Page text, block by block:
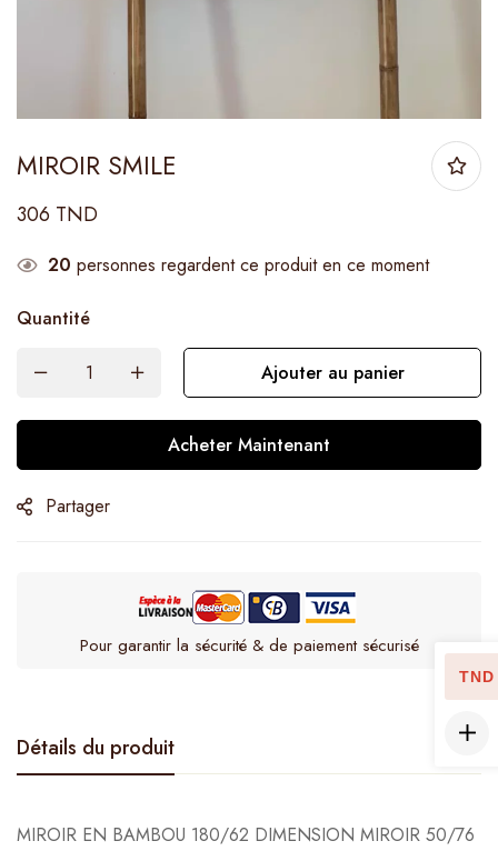
MIROIR SMILE
306 TND
20 personnes regardent ce produit en ce moment
Quantité
Ajouter au panier
Acheter Maintenant
Partager
Pour garantir la sécurité & de paiement sécurisé
Détails du produit
MIROIR EN BAMBOU 180/62 DIMENSION MIROIR 50/76
TND